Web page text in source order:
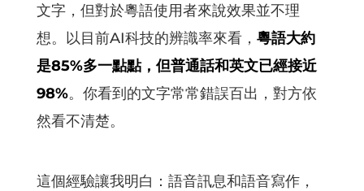
文字，但對於粵語使用者來說效果並不理
想。以目前AI科技的辨識率來看， 粵語大約
是85%多一點點，但普通話和英文已經接近
98%。你看到的文字常常錯誤百出，對方依
然看不清楚。
這個經驗讓我明白：語音訊息和語音寫作，